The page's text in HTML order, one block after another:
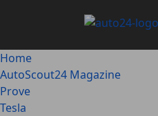
principale
Home
AutoScout24 Magazine
Prove
Tesla